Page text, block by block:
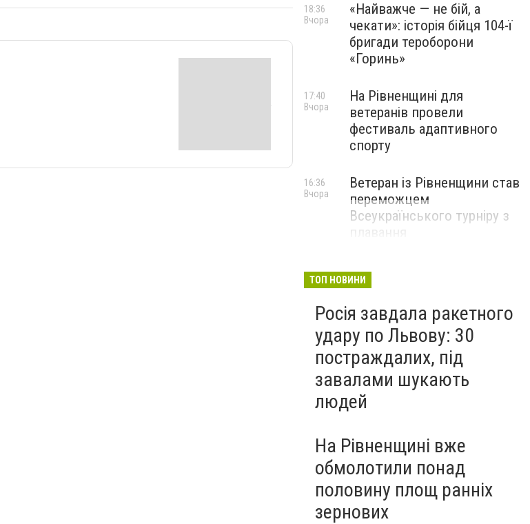
«Найважче — не бій, а
чекати»: історія бійця 104-ї
бригади тероборони
«Горинь»
18:36
Вчора
На Рівненщині для
ветеранів провели
фестиваль адаптивного
спорту
17:40
Вчора
Ветеран із Рівненщини став
переможцем
Всеукраїнського турніру з
16:36
Вчора
ТОП НОВИНИ
Росія завдала ракетного
удару по Львову: 30
постраждалих, під
завалами шукають
людей
На Рівненщині вже
обмолотили понад
половину площ ранніх
зернових